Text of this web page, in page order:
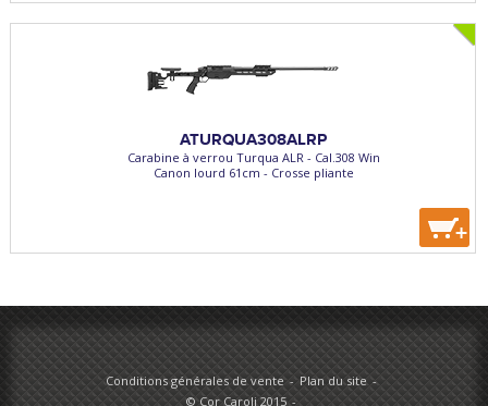
ATURQUA308ALRP
Carabine à verrou Turqua ALR - Cal.308 Win
Canon lourd 61cm - Crosse pliante
+
Conditions générales de vente
Plan du site
© Cor Caroli 2015